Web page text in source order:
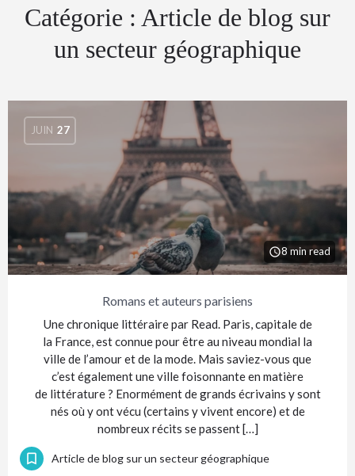
Catégorie : Article de blog sur
un secteur géographique
JUIN 27
8 min read
Romans et auteurs parisiens
Une chronique littéraire par Read. Paris, capitale de
la France, est connue pour être au niveau mondial la
ville de l’amour et de la mode. Mais saviez-vous que
c’est également une ville foisonnante en matière
de littérature ? Enormément de grands écrivains y sont
nés où y ont vécu (certains y vivent encore) et de
nombreux récits se passent […]
Article de blog sur un secteur géographique